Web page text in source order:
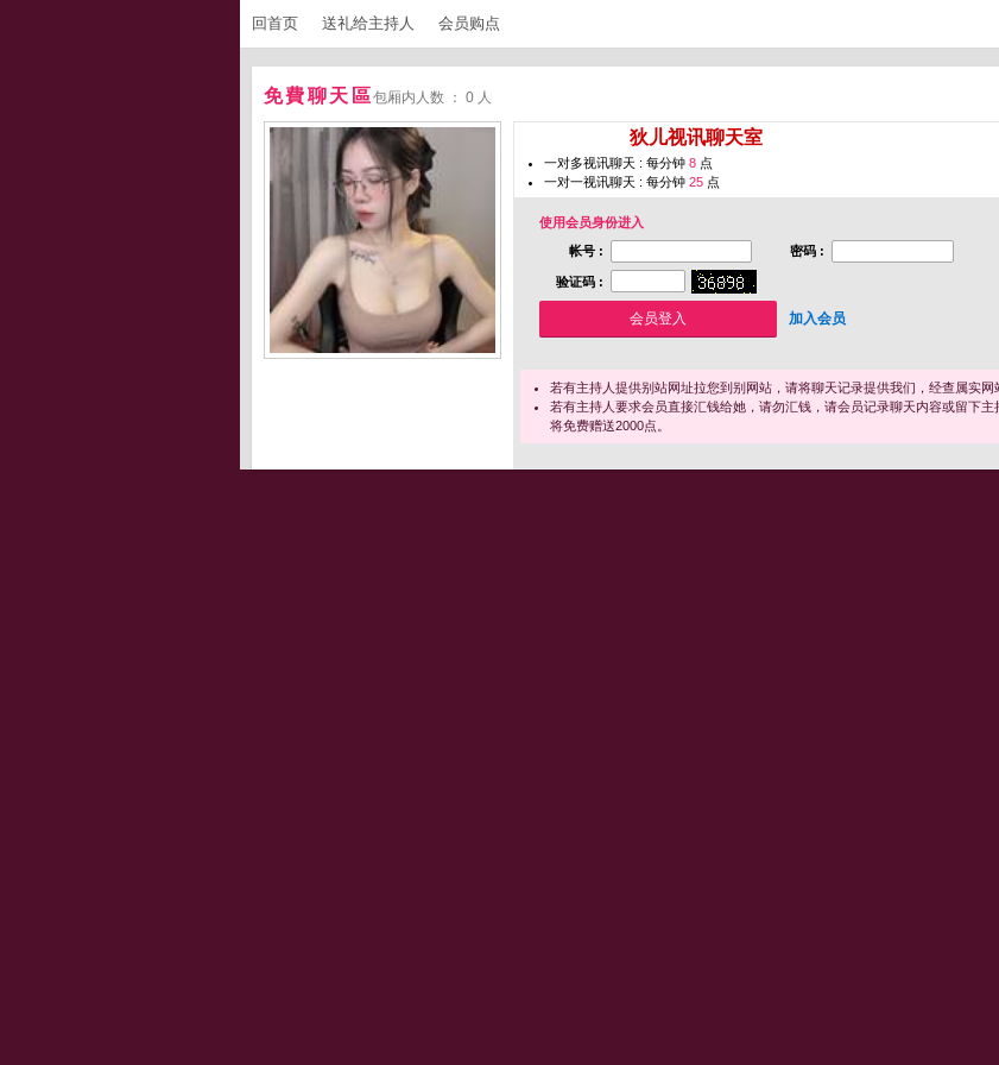
回首页 送礼给主持人 会员购点
免費聊天區包厢内人数 ： 0 人
狄儿视讯聊天室
一对多视讯聊天 : 每分钟 8 点
一对一视讯聊天 : 每分钟 25 点
使用会员身份进入
帐号 :
密码 :
验证码 :
加入会员
若有主持人提供别站网址拉您到别网站，请将聊天记录提供我们，经查属实网
若有主持人要求会员直接汇钱给她，请勿汇钱，请会员记录聊天内容或留下
将免费赠送2000点。